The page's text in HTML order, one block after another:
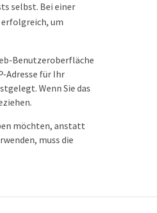
selbst. Bei einer
um
Benutzeroberfläche
Adresse für Ihr
Wenn Sie das
möchten, anstatt
muss die